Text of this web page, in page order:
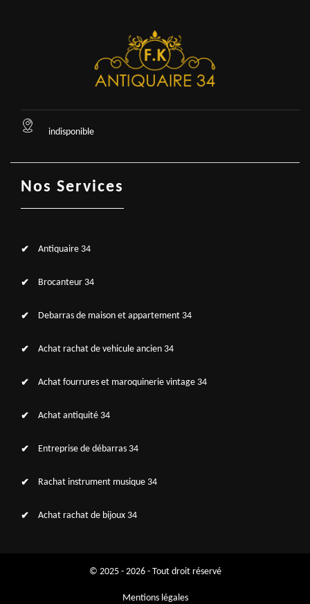
indisponible
Nos Services
Antiquaire 34
Brocanteur 34
Debarras de maison et appartement 34
Achat rachat de vehicule ancien 34
Achat fourrures et maroquinerie vintage 34
Achat antiquité 34
Entreprise de débarras 34
Rachat instrument musique 34
Achat rachat de bijoux 34
© 2025 - 2026 - Tout droit réservé
Mentions légales